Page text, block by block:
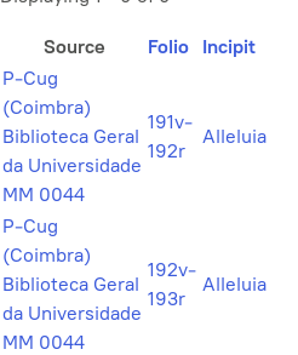
Source Folio Incipit
P-Cug
(Coimbra)
Biblioteca Geral
da Universidade
MM 0044
191v-
192r
Alleluia
P-Cug
(Coimbra)
Biblioteca Geral
da Universidade
MM 0044
192v-
193r
Alleluia